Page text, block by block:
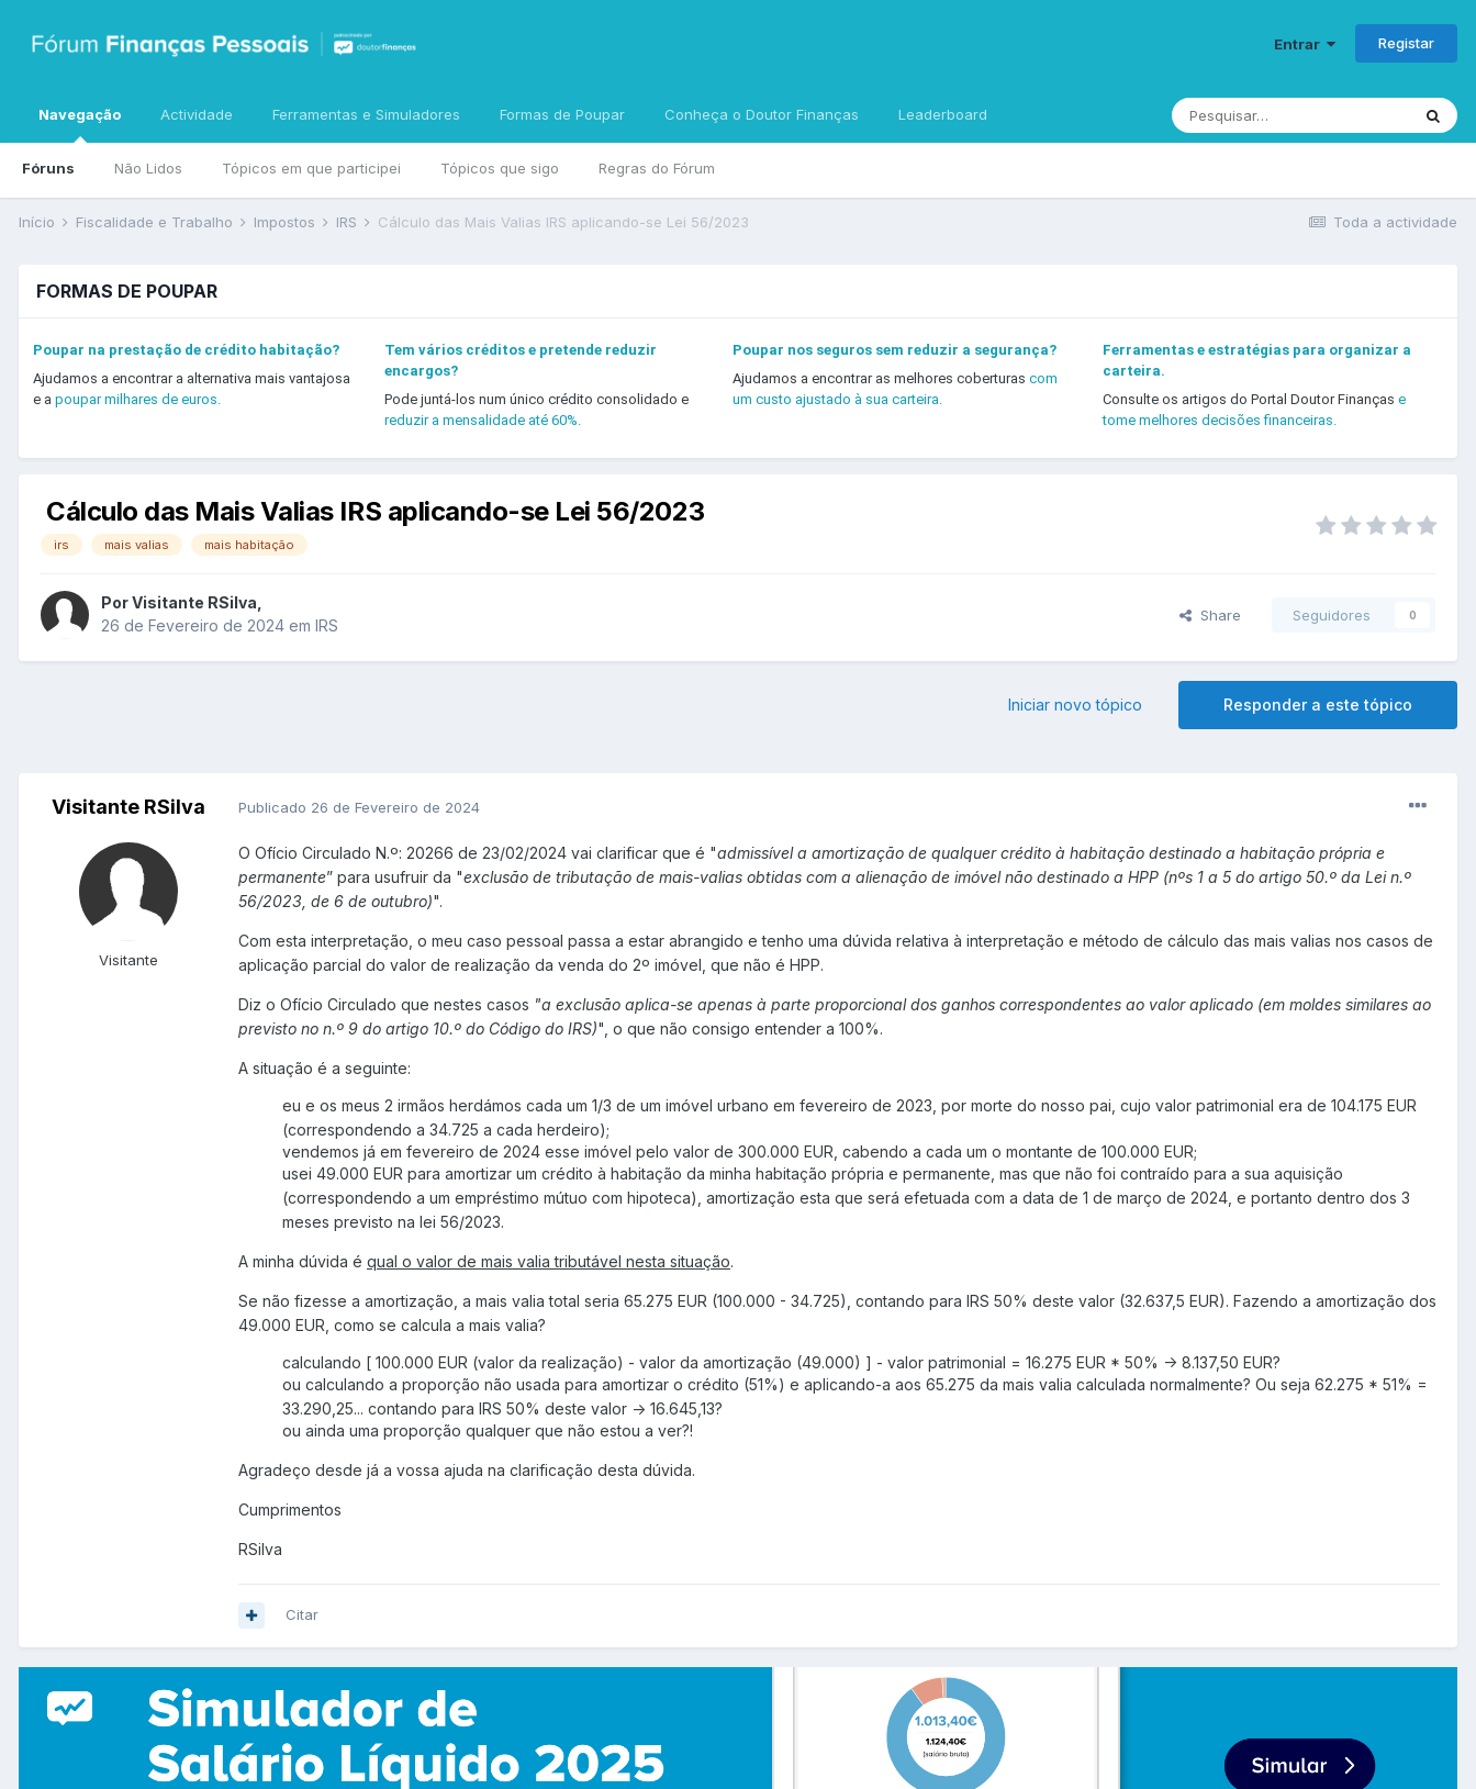
Entrar Registar
Navegação
Fóruns Não Lidos Tópicos em que participei Tópicos que sigo Regras do Fórum
Actividade Ferramentas e Simuladores Formas de Poupar Conheça o Doutor Finanças Leaderboard
Toda a actividade
Início Fiscalidade e Trabalho Impostos IRS Cálculo das Mais Valias IRS aplicando-se Lei 56/2023
FORMAS DE POUPAR
Poupar na prestação de crédito habitação?
Ajudamos a encontrar a alternativa mais vantajosa
e a poupar milhares de euros.
Tem vários créditos e pretende reduzir
encargos?
Pode juntá-los num único crédito consolidado e
reduzir a mensalidade até 60%.
Poupar nos seguros sem reduzir a segurança?
Ajudamos a encontrar as melhores coberturascom
um custo ajustado à sua carteira.
Ferramentas e estratégias para organizar a
carteira.
Consulte os artigos do Portal Doutor Finanças e
tome melhores decisões financeiras.
Cálculo das Mais Valias IRS aplicando-se Lei 56/2023
irs mais valias mais habitação
PorVisitante RSilva
26 de Fevereiro de 2024 em IRS
Share Seguidores 0
Responder a este tópico
Iniciar novo tópico
Visitante RSilva
Visitante
Publicado 26 de Fevereiro de 2024
O Ofício Circulado N.º: 20266 de 23/02/2024 vai clarificar que é "admissível a amortização de qualquer crédito à habitação destinado a habitação própria e
permanente” para usufruir da "exclusão de tributação de mais-valias obtidas com a alienação de imóvel não destinado a HPP (nºs 1 a 5 do artigo 50.º da Lei n.º
56/2023, de 6 de outubro)".
Com esta interpretação, o meu caso pessoal passa a estar abrangido e tenho uma dúvida relativa à interpretação e método de cálculo das mais valias nos casos de
aplicação parcial do valor de realização da venda do 2º imóvel, que não é HPP.
Diz o Ofício Circulado que nestes casos "a exclusão aplica-se apenas à parte proporcional dos ganhos correspondentes ao valor aplicado (em moldes similares ao
previsto no n.º 9 do artigo 10.º do Código do IRS)", o que não consigo entender a 100%.
A situação é a seguinte:
eu e os meus 2 irmãos herdámos cada um 1/3 de um imóvel urbano em fevereiro de 2023, por morte do nosso pai, cujo valor patrimonial era de 104.175 EUR
(correspondendo a 34.725 a cada herdeiro);
vendemos já em fevereiro de 2024 esse imóvel pelo valor de 300.000 EUR, cabendo a cada um o montante de 100.000 EUR;
usei 49.000 EUR para amortizar um crédito à habitação da minha habitação própria e permanente, mas que não foi contraído para a sua aquisição
(correspondendo a um empréstimo mútuo com hipoteca), amortização esta que será efetuada com a data de 1 de março de 2024, e portanto dentro dos 3
meses previsto na lei 56/2023.
A minha dúvida é qual o valor de mais valia tributável nesta situação.
Se não fizesse a amortização, a mais valia total seria 65.275 EUR (100.000 - 34.725), contando para IRS 50% deste valor (32.637,5 EUR). Fazendo a amortização dos
49.000 EUR, como se calcula a mais valia?
calculando [ 100.000 EUR (valor da realização) - valor da amortização (49.000) ] - valor patrimonial = 16.275 EUR * 50% -> 8.137,50 EUR?
ou calculando a proporção não usada para amortizar o crédito (51%) e aplicando-a aos 65.275 da mais valia calculada normalmente? Ou seja 62.275 * 51% =
33.290,25... contando para IRS 50% deste valor -> 16.645,13?
ou ainda uma proporção qualquer que não estou a ver?!
Agradeço desde já a vossa ajuda na clarificação desta dúvida.
Cumprimentos
RSilva
Citar